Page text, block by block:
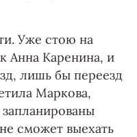
Уже стою на
Анна Каренина, и
лишь бы переезд
Маркова,
сможет выехать